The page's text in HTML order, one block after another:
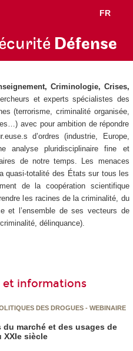
FR
Défense
Criminologie, Crises,
et experts spécialistes des
(terrorisme, criminalité organisée,
avec pour ambition de répondre
d’ordres (industrie, Europe,
analyse pluridisciplinaire fine et
de notre temps. Les menaces
quasi-totalité des États sur tous les
de la coopération scientifique
les racines de la criminalité, du
et l’ensemble de ses vecteurs de
délinquance).
et informations
DES DROGUES - WEBINAIRE
du marché et des usages de
XXIe siècle